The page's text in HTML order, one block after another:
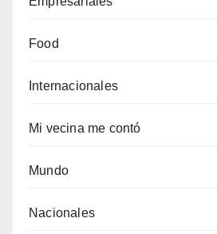
Food
Internacionales
Mi vecina me contó
Mundo
Nacionales